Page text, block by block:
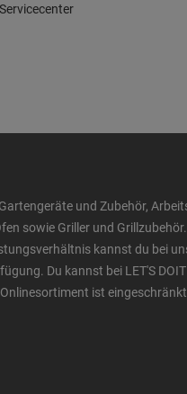
Servicecenter
und Zubehör,
sowie Griller und
kannst du bei
Du kannst bei LET'S DOIT
ist